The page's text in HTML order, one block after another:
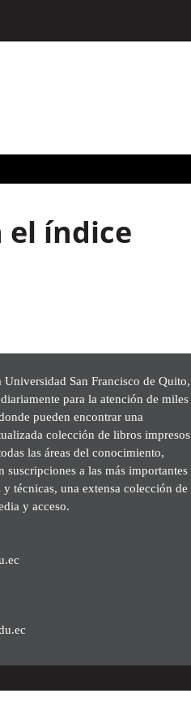
el índice
San Francisco de Quito,
para la atención de miles
pueden encontrar una
colección de libros impresos
las áreas del conocimiento,
suscripciones a las más importantes
técnicas, una extensa colección de
y acceso.